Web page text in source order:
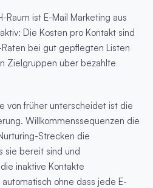
Raum ist E-Mail Marketing aus
Die Kosten pro Kontakt sind
bei gut gepflegten Listen
Zielgruppen über bezahlte
von früher unterscheidet ist die
Willkommenssequenzen die
Strecken die
sie bereit sind und
inaktive Kontakte
ohne dass jede E-